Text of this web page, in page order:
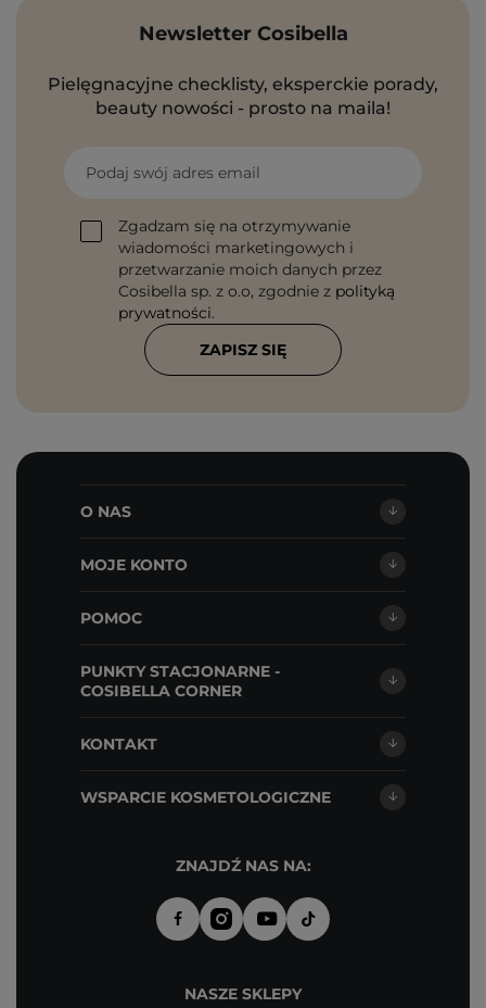
Newsletter Cosibella
Pielęgnacyjne checklisty, eksperckie porady,
beauty nowości - prosto na maila!
Podaj swój adres email
Zgadzam się na otrzymywanie
wiadomości marketingowych i
przetwarzanie moich danych przez
Cosibella sp. z o.o, zgodnie z polityką
prywatności.
ZAPISZ SIĘ
O NAS
MOJE KONTO
POMOC
PUNKTY STACJONARNE -
COSIBELLA CORNER
KONTAKT
WSPARCIE KOSMETOLOGICZNE
ZNAJDŹ NAS NA:
NASZE SKLEPY